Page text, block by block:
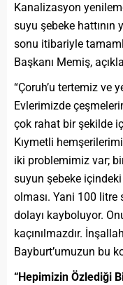
Kanalizasyon
suyu şebeke hattının
sonu itibariyle
Başkanı Memiş,
“Çoruh’u tertemiz ve
Evlerimizde
çok rahat bir şekilde
Kıymetli
iki problemimiz var;
suyun şebeke içindeki
olması. Yani 100 litre
dolayı kayboluyor.
kaçınılmazdır.
Bayburt’umuzun bu
“Hepimizin Özlediği